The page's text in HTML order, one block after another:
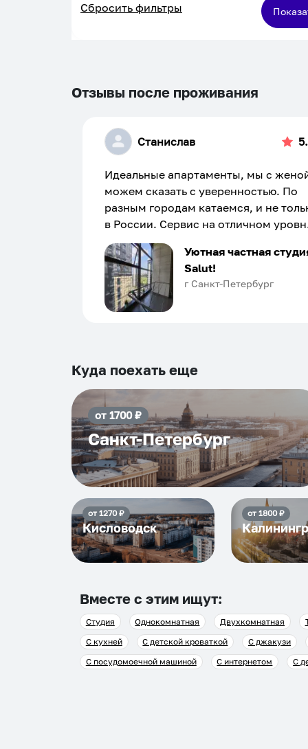
кормления
кровать
Сбросить фильтры
Отзывы после проживания
Станислав
Идеальные апартаменты, мы с
можем сказать с уверенностью. По
разным городам катаемся, и не
в России. Сервис на отличном
Хозяин апартаментов доброй души
человек, всегда можно
подскажет что как и почему.
Рекомендуем на 100% и вам, и
и сами будем приезжать еще...
Уютная частная
Salut!
г Санкт-Петербург
Куда поехать еще
от 1700₽
Санкт-Петербург
от 1270₽
Кисловодск
от 1800₽
Вместе с этим ищут:
Студия Однокомнатная Двухкомнатная
С кухней
С детской кроваткой С джакузи
С посудомоечной машиной
С интернетом С